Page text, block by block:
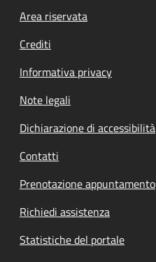
Footer menu
Area riservata
Crediti
Informativa privacy
Note legali
Dichiarazione di accessibilità
Contatti
Prenotazione appuntamento
Richiedi assistenza
Statistiche del portale